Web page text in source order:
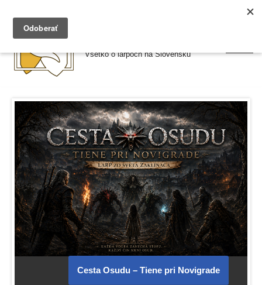
Preskočiť
Všetko o larpoch na Slovensku
Cesta Osudu – Tiene pri Novigrade